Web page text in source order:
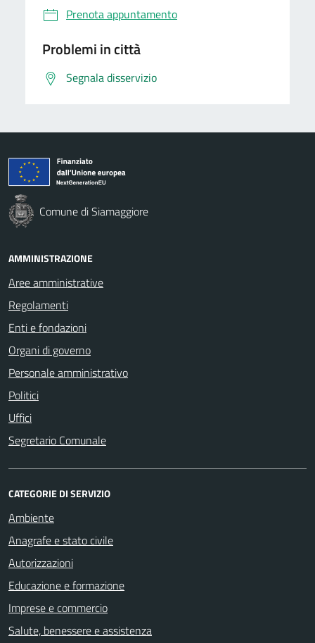
Prenota appuntamento
Problemi in città
Segnala disservizio
Comune di Siamaggiore
AMMINISTRAZIONE
Aree amministrative
Regolamenti
Enti e fondazioni
Organi di governo
Personale amministrativo
Politici
Uffici
Segretario Comunale
CATEGORIE DI SERVIZIO
Ambiente
Anagrafe e stato civile
Autorizzazioni
Educazione e formazione
Imprese e commercio
Salute, benessere e assistenza